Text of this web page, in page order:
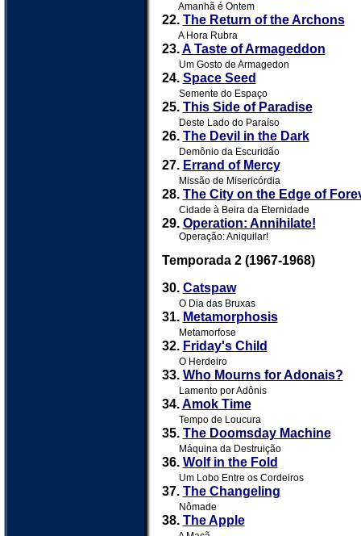
Amanhã é Ontem
22. The Return of the Archons
A Hora Rubra
23. A Taste of Armageddon
Um Gosto de Armagedon
24. Space Seed
Semente do Espaço
25. This Side of Paradise
Deste Lado do Paraíso
26. The Devil in the Dark
Demônio da Escuridão
27. Errand of Mercy
Missão de Misericórdia
28. The City on the Edge of
Cidade à Beira da Eternidade
29. Operation: Annihilate!
Operação: Aniquilar!
Temporada 2 (1967-1968)
30. Catspaw
O Dia das Bruxas
31. Metamorphosis
Metamorfose
32. Friday's Child
O Herdeiro
33. Who Mourns for Adonais?
Lamento por Adônis
34.Amok Time
Tempo de Loucura
35. The Doomsday Machine
Máquina da Destruição
36. Wolf in the Fold
Um Lobo Entre os Cordeiros
37. The Changeling
Nômade
38. The Apple